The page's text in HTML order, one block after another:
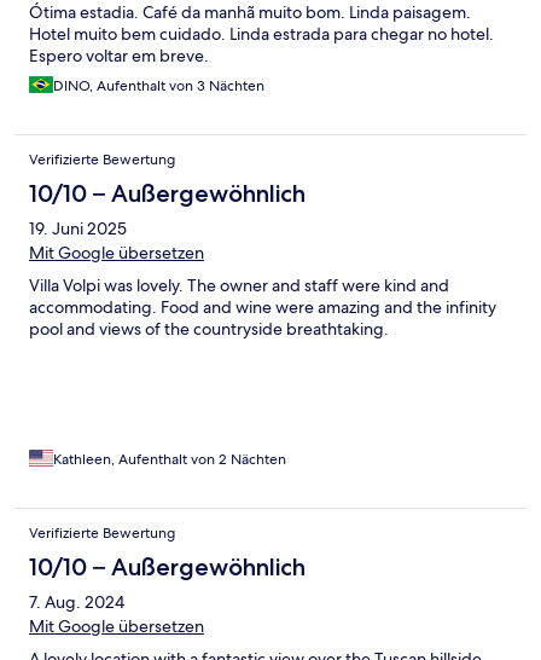
Ótima estadia. Café da manhã muito bom. Linda paisagem.
Hotel muito bem cuidado. Linda estrada para chegar no hotel.
Espero voltar em breve.
DINO, Aufenthalt von 3 Nächten
Verifizierte Bewertung
10/10 – Außergewöhnlich
19. Juni 2025
Mit Google übersetzen
Villa Volpi was lovely. The owner and staff were kind and
accommodating. Food and wine were amazing and the infinity
pool and views of the countryside breathtaking.
Kathleen, Aufenthalt von 2 Nächten
Verifizierte Bewertung
10/10 – Außergewöhnlich
7. Aug. 2024
Mit Google übersetzen